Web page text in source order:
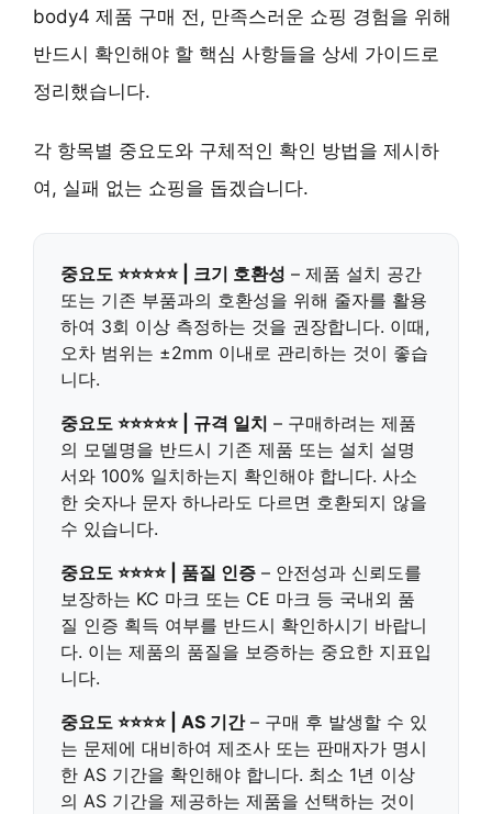
body4 제품 구매 전, 만족스러운 쇼핑 경험을 위해
반드시 확인해야 할 핵심 사항들을 상세 가이드로
정리했습니다.
각 항목별 중요도와 구체적인 확인 방법을 제시하
여, 실패 없는 쇼핑을 돕겠습니다.
중요도 ⭐⭐⭐⭐⭐ | 크기 호환성 – 제품 설치 공간
또는 기존 부품과의 호환성을 위해 줄자를 활용
하여 3회 이상 측정하는 것을 권장합니다. 이때,
오차 범위는 ±2mm 이내 로 관리하는 것이 좋습
니다.
중요도 ⭐⭐⭐⭐⭐ | 규격 일치 – 구매하려는 제품
의 모델명을 반드시 기존 제품 또는 설치 설명
서와 100% 일치하는지 확인해야 합니다. 사소
한 숫자나 문자 하나라도 다르면 호환되지 않을
수 있습니다.
중요도 ⭐⭐⭐⭐ | 품질 인증 – 안전성과 신뢰도를
보장하는 KC 마크 또는 CE 마크 등 국내외 품
질 인증 획득 여부를 반드시 확인하시기 바랍니
다. 이는 제품의 품질을 보증하는 중요한 지표입
니다.
중요도 ⭐⭐⭐⭐ | AS 기간– 구매 후 발생할 수 있
는 문제에 대비하여 제조사 또는 판매자가 명시
한 AS 기간을 확인해야 합니다. 최소 1년 이상
의 AS 기간을 제공하는 제품을 선택하는 것이